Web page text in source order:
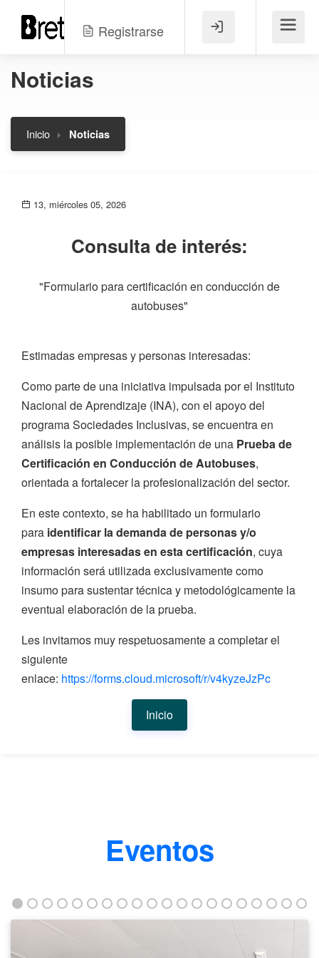
Registrarse Menú
Noticias
Inicio Noticias
13, miércoles 05, 2026
Consulta de interés:
"Formulario para certificación en conducción de
autobuses"
Estimadas empresas y personas interesadas:
Como parte de una iniciativa impulsada por el Instituto
Nacional de Aprendizaje (INA), con el apoyo del
programa Sociedades Inclusivas, se encuentra en
análisis la posible implementación de una Prueba de
Certificación en Conducción de Autobuses,
orientada a fortalecer la profesionalización del sector.
En este contexto, se ha habilitado un formulario
para identificar la demanda de personas y/o
empresas interesadas en esta certificación, cuya
información será utilizada exclusivamente como
insumo para sustentar técnica y metodológicamente la
eventual elaboración de la prueba.
Les invitamos muy respetuosamente a completar el
siguiente
enlace: https://forms.cloud.microsoft/r/v4kyzeJzPc
Inicio
Eventos
fortalece